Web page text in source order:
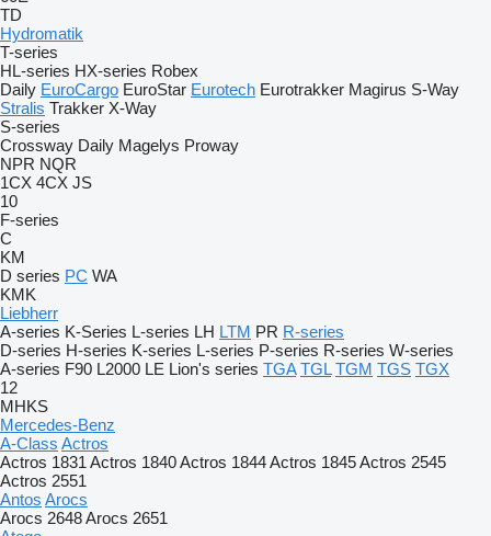
TD
Hydromatik
T-series
HL-series HX-series Robex
Daily EuroCargo EuroStar Eurotech Eurotrakker Magirus S-Way
Stralis Trakker X-Way
S-series
Crossway Daily Magelys Proway
NPR NQR
1CX 4CX JS
10
F-series
C
KM
D series PC WA
KMK
Liebherr
A-series K-Series L-series LH LTM PR R-series
D-series H-series K-series L-series P-series R-series W-series
A-series F90 L2000 LE Lion's series TGA TGL TGM TGS TGX
12
MHKS
Mercedes-Benz
A-Class Actros
Actros 1831 Actros 1840Actros 1844Actros 1845Actros 2545
Actros 2551
Antos Arocs
Arocs 2648Arocs 2651